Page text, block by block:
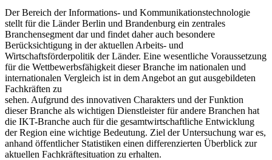
Der Bereich der Informations- und Kommunikationstechnologie
stellt für die Länder Berlin und Brandenburg ein zentrales
Branchensegment dar und findet daher auch besondere
Berücksichtigung in der aktuellen Arbeits- und
Wirtschaftsförderpolitik der Länder. Eine wesentliche Voraussetzung
für die Wettbewerbsfähigkeit dieser Branche im nationalen und
internationalen Vergleich ist in dem Angebot an gut ausgebildeten
Fachkräften zu
sehen. Aufgrund des innovativen Charakters und der Funktion
dieser Branche als wichtigen Dienstleister für andere Branchen hat
die IKT-Branche auch für die gesamtwirtschaftliche Entwicklung
der Region eine wichtige Bedeutung. Ziel der Untersuchung war es,
anhand öffentlicher Statistiken einen differenzierten Überblick zur
aktuellen Fachkräftesituation zu erhalten.